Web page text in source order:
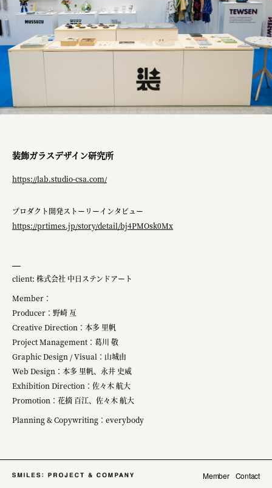
装飾ガラスデザイン研究所
https://lab.studio-csa.com/
プロダクト開発ストーリーインタビュー
https://prtimes.jp/story/detail/bj4PMOsk0Mx
client: 株式会社 中日ステンドアート
Member​：
Producer：野崎​ 亙
Creative Direction：本多 里帆
Project Management：葛川 敬
Graphic Design / Visual：山城由
Web Design：本多 里帆、永井 ​史威
Exhibition Direction：佐々木 航大
Promotion：花摘 百江、佐々木 航大
Planning & Copywriting：everybody
Member Contact